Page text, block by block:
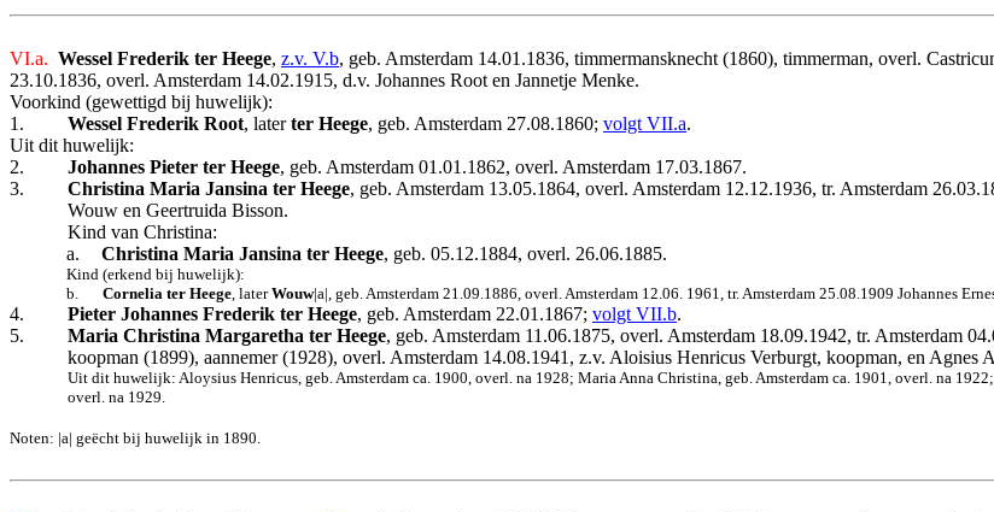
VI.a. Wessel Frederik ter Heege, z.v. V.b, geb. Amsterdam 14.01.1836, timmermansknecht (1860), timmerman, overl.
23.10.1836, overl. Amsterdam 14.02.1915, d.v. Johannes Root en Jannetje Menke.
Voorkind (gewettigd bij huwelijk):
1.
Wessel Frederik Root, laterter Heege, geb. Amsterdam 27.08.1860; volgt VII.a.
Uit dit huwelijk:
2.
Johannes Pieter ter Heege, geb. Amsterdam 01.01.1862, overl. Amsterdam 17.03.1867.
3.
Christina Maria Jansina ter Heege, geb. Amsterdam 13.05.1864, overl. Amsterdam 12.12.1936, tr. Amsterdam
Wouw en Geertruida Bisson.
Kind van Christina:
a.
Christina Maria Jansina ter Heege, geb. 05.12.1884, overl. 26.06.1885.
Kind (erkend bij huwelijk):
b.
Cornelia ter Heege, laterWouw|a|, geb. Amsterdam 21.09.1886, overl. Amsterdam 12.06. 1961, tr. Amsterdam 25.08.1909 Johannes
4. Pieter Johannes Frederik ter Heege, geb. Amsterdam 22.01.1867; volgt VII.b.
5.
Maria Christina Margaretha ter Heege, geb. Amsterdam 11.06.1875, overl. Amsterdam 18.09.1942, tr. Amsterdam
koopman (1899), aannemer (1928), overl. Amsterdam 14.08.1941, z.v. Aloisius Henricus Verburgt, koopman, en Agnes
Uit dit huwelijk: Aloysius Henricus, geb. Amsterdam ca. 1900, overl. na 1928; Maria Anna Christina, geb. Amsterdam ca. 1901, overl. na
overl. na 1929.
Noten: |a| geëcht bij huwelijk in 1890.